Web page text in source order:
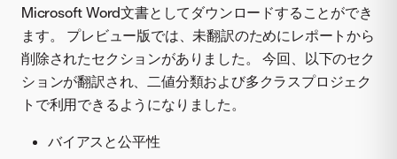
Microsoft Word文書としてダウンロードすることができ
ます。 プレビュー版では、未翻訳のためにレポートから
削除されたセクションがありました。 今回、以下のセク
ションが翻訳され、二値分類および多クラスプロジェク
トで利用できるようになりました。
バイアスと公平性